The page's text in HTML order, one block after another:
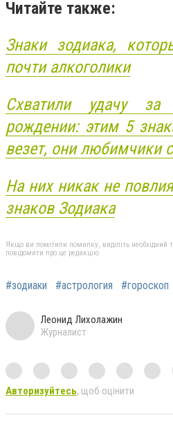
Читайте также:
Знаки зодиака,
почти алкоголики
Схватили удачу
рождении: этим 5
везет, они любимчики
На них никак не
знаков Зодиака
Якщо ви помітили помилку, виділіть необхідний
повідомити про це редакцію
#зодиаки #астрология #гороскоп
Леонид Лихолажин
Журналист
Авторизуйтесь, щоб оцінити